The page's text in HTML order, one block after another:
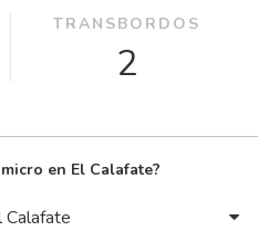
TRANSBORDOS
2
en El Calafate?
Calafate